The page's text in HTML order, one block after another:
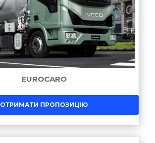
EUROCARO
ОТРИМАТИ ПРОПОЗИЦІЮ